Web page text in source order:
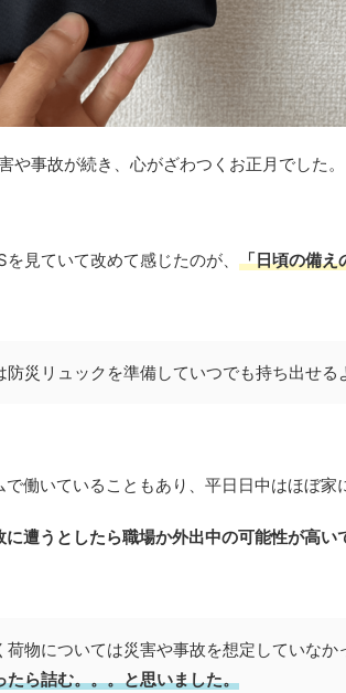
や事故が続き、心がざわつくお正月でした。
見ていて改めて感じたのが、 「日頃の備え
防災リュックを準備していつでも持ち出せる
働いていることもあり、平日日中はほぼ家
に遭うとしたら職場か外出中の可能性が高い
荷物については災害や事故を想定していなか
たら詰む。。。と思いました。